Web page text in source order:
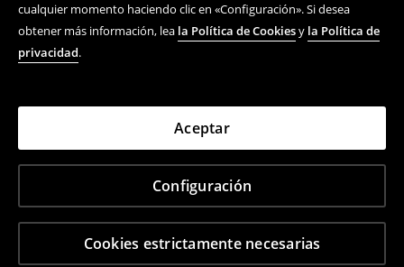
cualquier momento haciendo clic en «Configuración». Si desea
obtener más información, lea la Política de Cookiesy la Política de
privacidad.
Cookies estrictamente necesarias
Configuración
Aceptar